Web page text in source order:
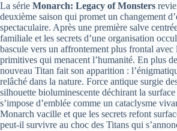
La série Monarch: Legacy of Monsters
deuxième saison qui promet un changement
spectaculaire. Après une première salve
familiale et les secrets d’une organisation
bascule vers un affrontement plus frontal avec
primitives qui menacent l’humanité. En plus
nouveau Titan fait son apparition :
relâché dans la nature. Force antique surgie
silhouette bioluminescente déchirant la surface
s’impose d’emblée comme un cataclysme
Monarch vacille et que les secrets refont
peut-il survivre au choc des Titans qui